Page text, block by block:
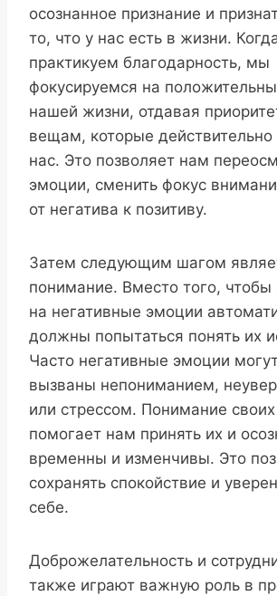
осознанное признание и
то, что у нас есть в жизни.
практикуем благодарность, мы
фокусируемся на
нашей жизни, отдавая
вещам, которые
нас. Это позволяет нам
эмоции, сменить фокус
от негатива к позитиву.
Затем следующим шагом
понимание. Вместо того, чтобы
на негативные эмоции
должны попытаться понять их
Часто негативные эмоции
вызваны непониманием,
или стрессом. Понимание
помогает нам принять их и
временны и изменчивы. Это
сохранять спокойствие и
себе.
Доброжелательность и
также играют важную роль в